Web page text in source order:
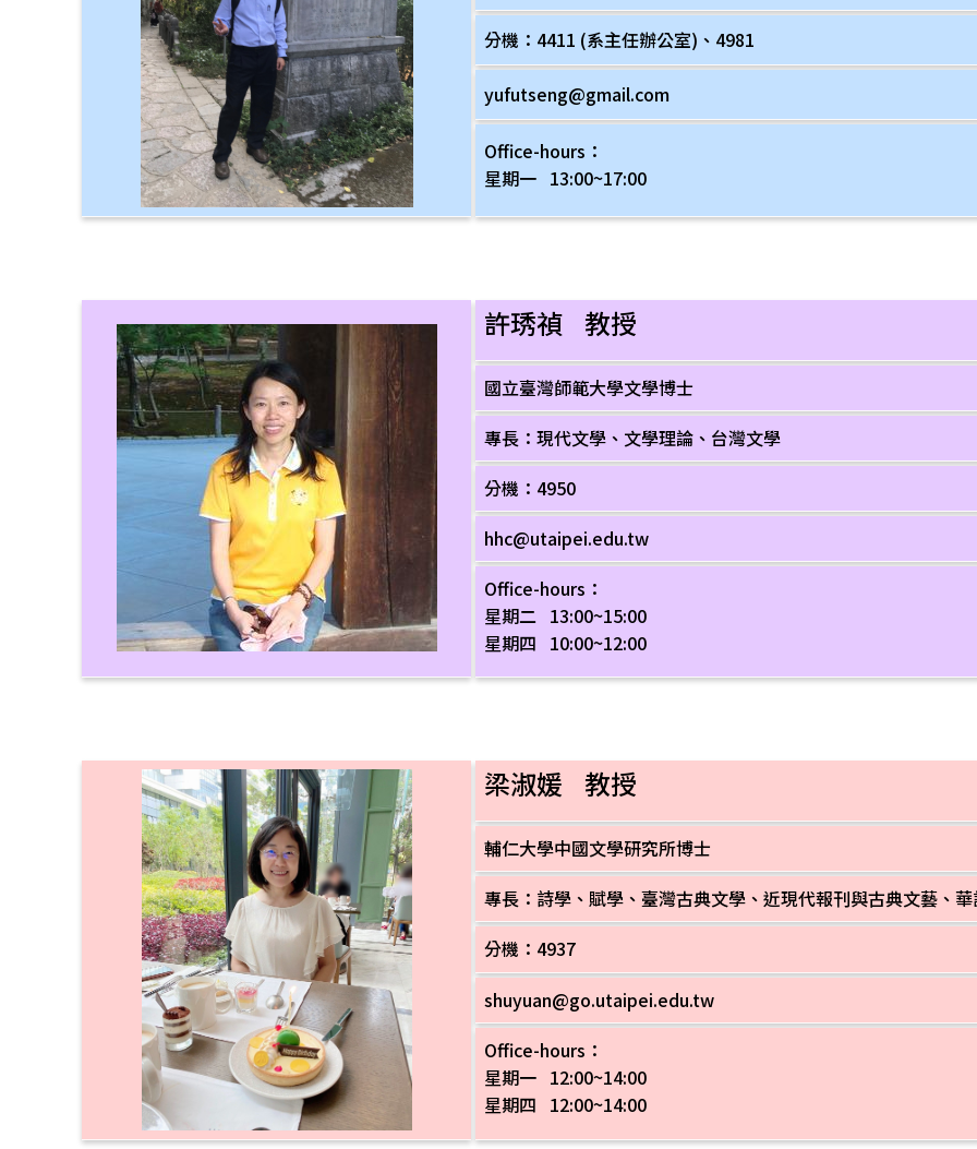
分機：4411 (系主任辦公室)、4981
yufutseng@gmail.com
Office-hours：
星期一 13:00~17:00
許琇禎 教授
國立臺灣師範大學文學博士
專長：現代文學、文學理論、台灣文學
分機：4950
hhc@utaipei.edu.tw
Office-hours：
星期二 13:00~15:00
星期四 10:00~12:00
梁淑媛 教授
輔仁大學中國文學研究所博士
專長：詩學、賦學、臺灣古典文學、近現代報刊與古典文藝、
分機：4937
shuyuan@go.utaipei.edu.tw
Office-hours：
星期一 12:00~14:00
星期四 12:00~14:00